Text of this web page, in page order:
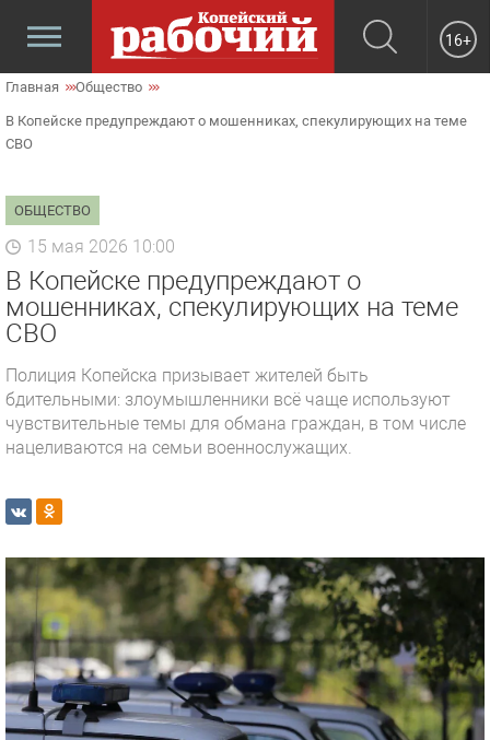
16+
Главная Общество
В Копейске предупреждают о мошенниках, спекулирующих на теме
СВО
ОБЩЕСТВО
15 мая 2026 10:00
В Копейске предупреждают о
мошенниках, спекулирующих на теме
СВО
Полиция Копейска призывает жителей быть
бдительными: злоумышленники всё чаще используют
чувствительные темы для обмана граждан, в том числе
нацеливаются на семьи военнослужащих.